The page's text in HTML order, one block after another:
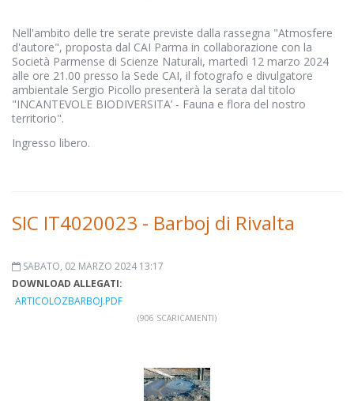
Nell'ambito delle tre serate previste dalla rassegna "Atmosfere
d'autore", proposta dal CAI Parma in collaborazione con la
Società Parmense di Scienze Naturali, martedì 12 marzo 2024
alle ore 21.00 presso la Sede CAI, il fotografo e divulgatore
ambientale Sergio Picollo presenterà la serata dal titolo
"INCANTEVOLE BIODIVERSITA’ - Fauna e flora del nostro
territorio".
Ingresso libero.
SIC IT4020023 - Barboj di Rivalta
SABATO, 02 MARZO 2024 13:17
DOWNLOAD ALLEGATI:
ARTICOLOZBARBOJ.PDF
(906 SCARICAMENTI)